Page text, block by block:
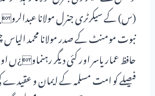
(س) کے سیکرٹری جنرل مولانا
نبوت مومنٹ کے صدر مولانا محمد الیاس
حافظ عمار یاسر اور کئی دیگر
فیصلے کو امت مسلمہ کے ایمان و عقیدے